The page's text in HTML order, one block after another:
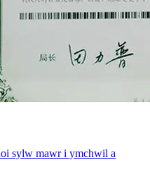
sylw mawr i ymchwil a